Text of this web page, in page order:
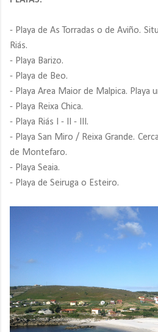
- Playa de As Torradas o de Aviño.
Riás.
- Playa Barizo.
- Playa de Beo.
- Playa Area Maior de Malpica. Playa
- Playa Reixa Chica.
- Playa Riás I - II - III.
- Playa San Miro / Reixa Grande.
de Montefaro.
- Playa Seaia.
- Playa de Seiruga o Esteiro.